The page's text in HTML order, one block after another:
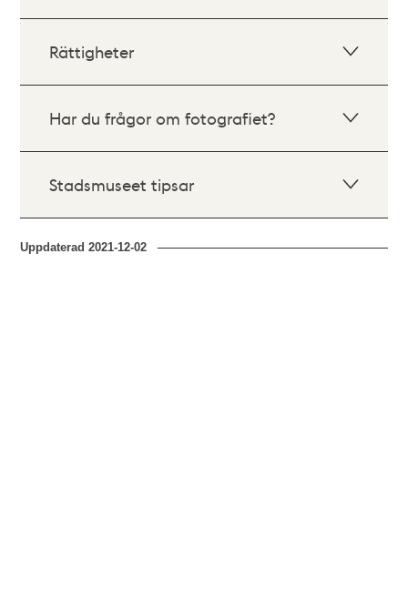
Rättigheter
Har du frågor om fotografiet?
Stadsmuseet tipsar
Uppdaterad2021-12-02